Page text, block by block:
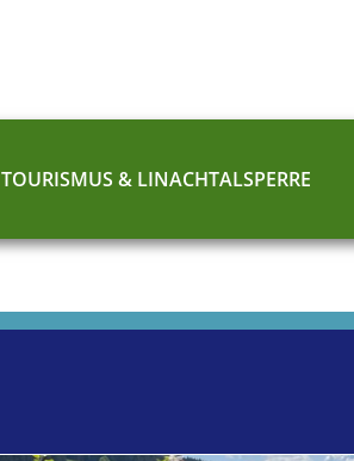
TOURISMUS & LINACHTALSPERRE